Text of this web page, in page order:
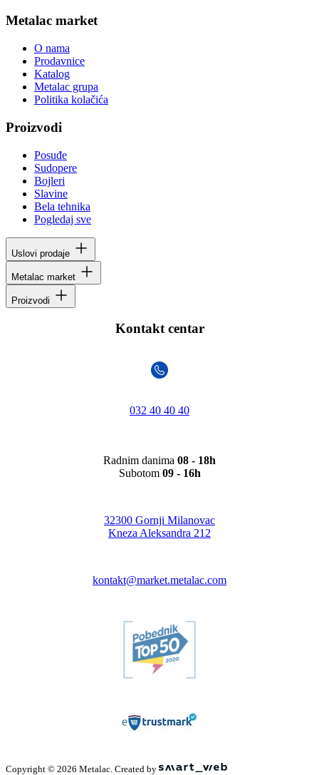
Metalac market
O nama
Prodavnice
Katalog
Metalac grupa
Politika kolačića
Proizvodi
Posuđe
Sudopere
Bojleri
Slavine
Bela tehnika
Pogledaj sve
Uslovi prodaje
Metalac market
Proizvodi
Kontakt centar
032 40 40 40
Radnim danima 08 - 18h
Subotom 09 - 16h
32300 Gornji Milanovac
Kneza Aleksandra 212
kontakt@market.metalac.com
Copyright © 2026 Metalac. Created by